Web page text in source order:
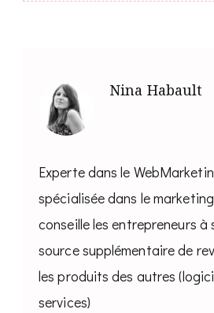
Nina Habault
Experte dans le
spécialisée dans le
conseille les entrepreneurs à
source supplémentaire de
les produits des autres
services)